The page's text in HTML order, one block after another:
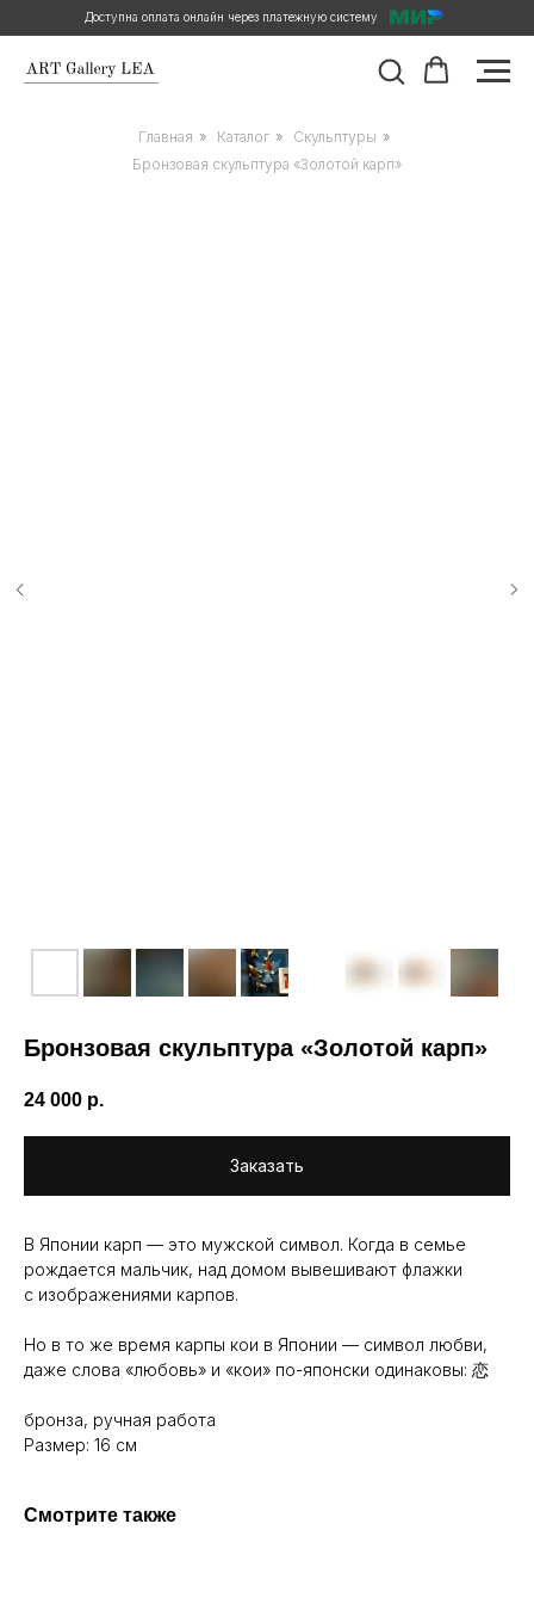
Доступна оплата онлайн через платежную систему
Главная » Каталог » Скульптуры »
Бронзовая скульптура «Золотой карп»
Бронзовая скульптура «Золотой карп»
24 000 р.
Заказать
В Японии карп — это мужской символ. Когда в семье
рождается мальчик, над домом вывешивают флажки
с изображениями карпов.
Но в то же время карпы кои в Японии — символ любви,
даже слова «любовь» и «кои» по-японски одинаковы: 恋
бронза, ручная работа
Размер: 16 см
Смотрите также